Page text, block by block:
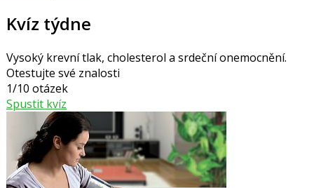
Kvíz týdne
Vysoký krevní tlak, cholesterol a srdeční onemocnění.
Otestujte své znalosti
1/10 otázek
Spustit kvíz